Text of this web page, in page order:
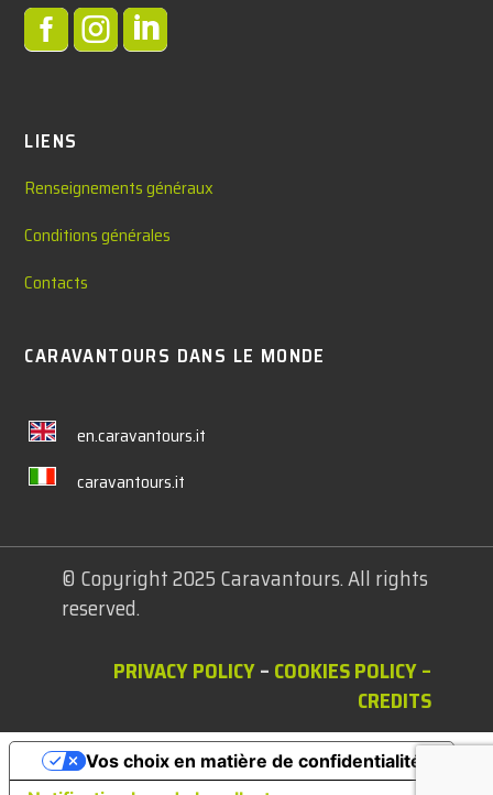

LIENS
Renseignements généraux
Conditions générales
Contacts
CARAVANTOURS DANS LE MONDE
en.caravantours.it
caravantours.it
© Copyright 2025 Caravantours. All rights
reserved.
PRIVACY POLICY– COOKIES POLICY–
CREDITS
Vos choix en matière de confidentialité